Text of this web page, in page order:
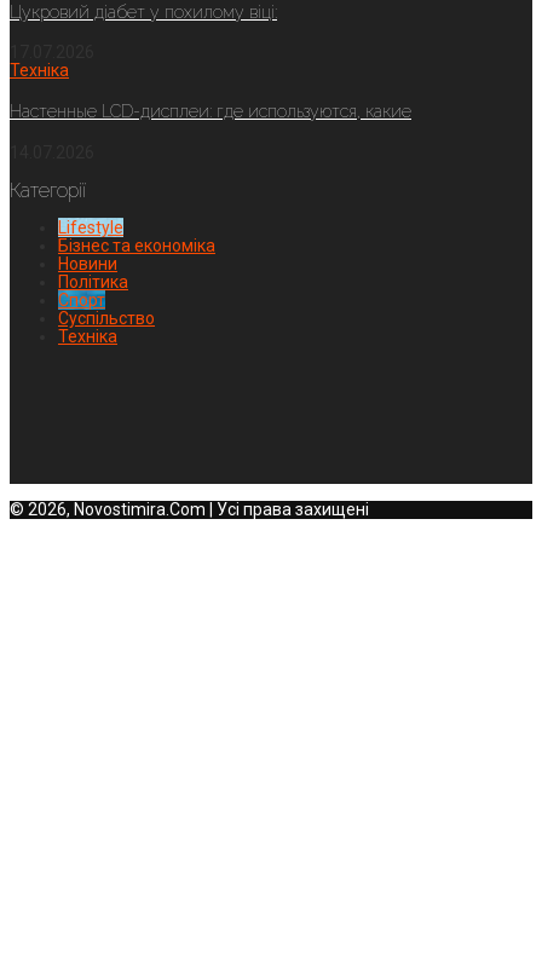
Цукровий діабет у похилому віці:
Техніка
Настенные LCD-дисплеи: где используются, какие
Категорії
Lifestyle
Бізнес та економіка
Новини
Політика
Спорт
Суспільство
Техніка
© 2026, Novostimira.Com | Усі права захищені